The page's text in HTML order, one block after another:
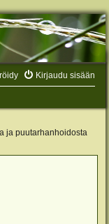
Kirjaudu sisään
ja puutarhanhoidosta